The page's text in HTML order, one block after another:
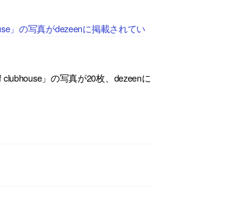
」の写真がdezeenに掲載されてい
」の写真が20枚、dezeenに